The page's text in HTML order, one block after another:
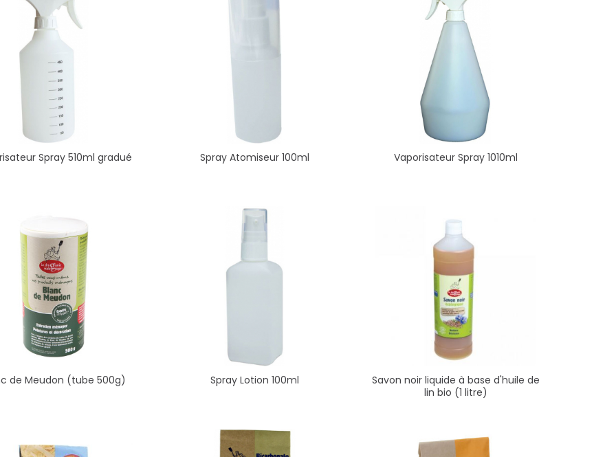
Spray 510ml gradué Spray Atomiseur 100ml Vaporisateur Spray 1010ml
de Meudon (tube 500g) Spray Lotion 100ml
Savon noir liquide à base d'huile de
lin bio (1 litre)